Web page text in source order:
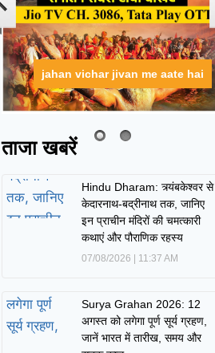
jahan vichar jivan me aate hai
ताजा खबरें
Hindu Dharam: त्र्यंबकेश्वर से
केदारनाथ-बद्रीनाथ तक, जानिए
इन प्राचीन मंदिरों की चमत्कारी
कथाएं और पौराणिक रहस्य
07/08/2026 11:37 AM
Surya Grahan 2026: 12
अगस्त को लगेगा पूर्ण सूर्य ग्रहण,
जानें भारत में तारीख, समय और